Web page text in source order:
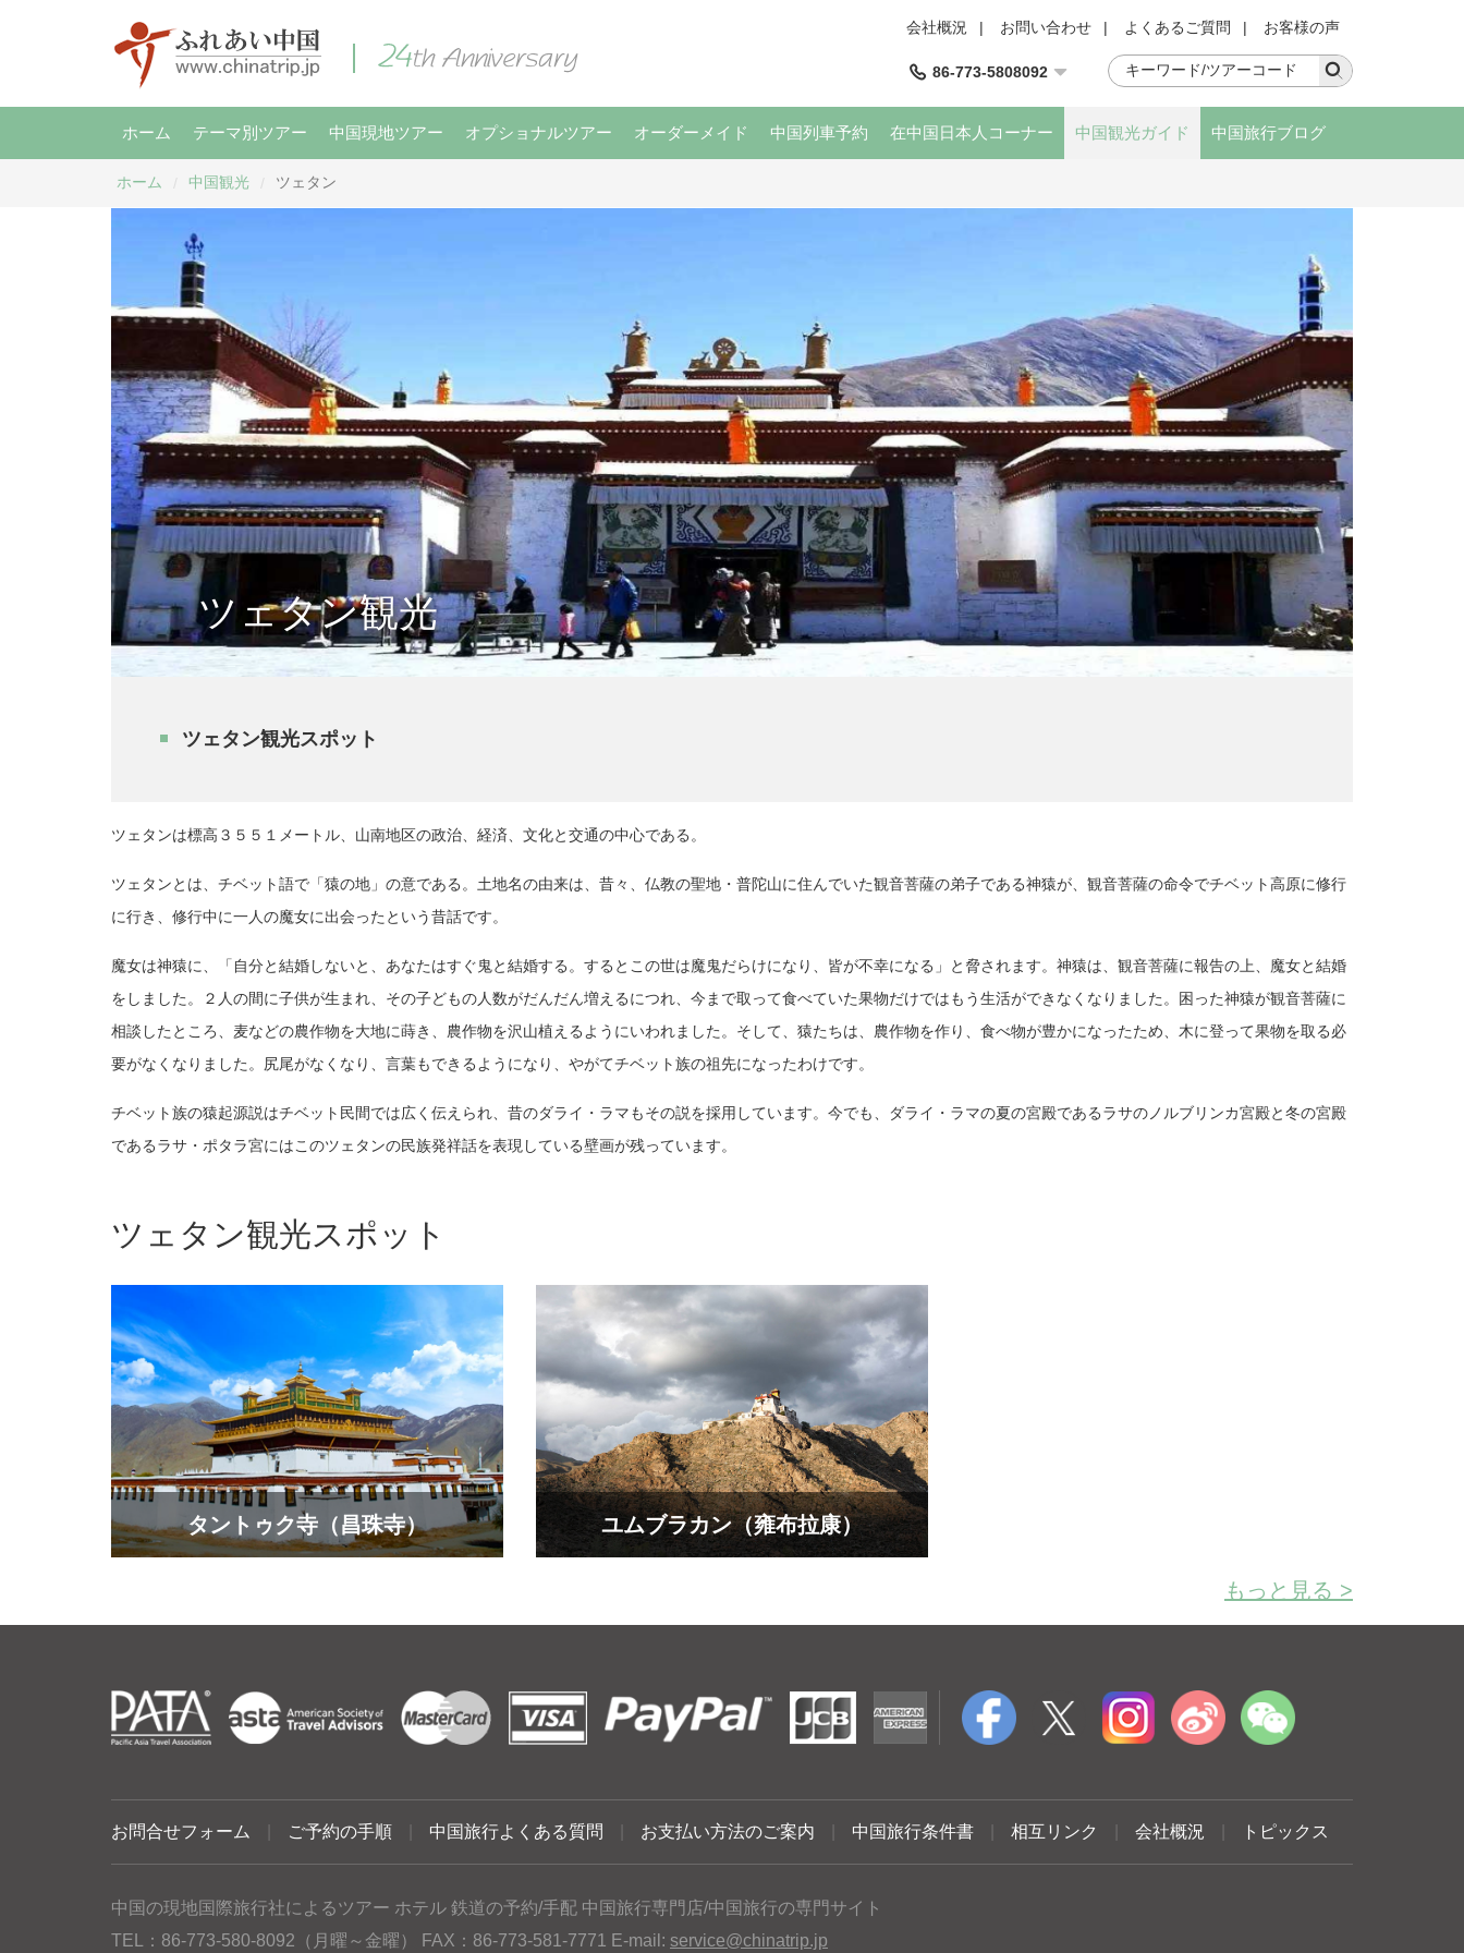
会社概況 | お問い合わせ | よくあるご質問 | お客様の声
86-773-5808092
ホーム テーマ別ツアー 中国現地ツアー オプショナルツアー オーダーメイド 中国列車予約 在中国日本人コーナー 中国観光ガイド 中国旅行ブログ
ホーム 中国観光 ツェタン
ツェタン観光
ツェタン観光スポット
ツェタンは標高３５５１メートル、山南地区の政治、経済、文化と交通の中心である。
ツェタンとは、チベット語で「猿の地」の意である。土地名の由来は、昔々、仏教の聖地・普陀山に住んでいた観音菩薩の弟子である神猿が、観音菩薩の命令でチベット高原に修行
に行き、修行中に一人の魔女に出会ったという昔話です。
魔女は神猿に、「自分と結婚しないと、あなたはすぐ鬼と結婚する。するとこの世は魔鬼だらけになり、皆が不幸になる」と脅されます。神猿は、観音菩薩に報告の上、魔女と結婚
をしました。２人の間に子供が生まれ、その子どもの人数がだんだん増えるにつれ、今まで取って食べていた果物だけではもう生活ができなくなりました。困った神猿が観音菩薩に
相談したところ、麦などの農作物を大地に蒔き、農作物を沢山植えるようにいわれました。そして、猿たちは、農作物を作り、食べ物が豊かになったため、木に登って果物を取る必
要がなくなりました。尻尾がなくなり、言葉もできるようになり、やがてチベット族の祖先になったわけです。
チベット族の猿起源説はチベット民間では広く伝えられ、昔のダライ・ラマもその説を採用しています。今でも、ダライ・ラマの夏の宮殿であるラサのノルブリンカ宮殿と冬の宮殿
であるラサ・ポタラ宮にはこのツェタンの民族発祥話を表現している壁画が残っています。
ツェタン観光スポット
タントゥク寺（昌珠寺） ユムブラカン（雍布拉康）
もっと見る >
お問合せフォーム ご予約の手順 中国旅行よくある質問 お支払い方法のご案内 中国旅行条件書 相互リンク 会社概況 トピックス
中国の現地国際旅行社によるツアー ホテル 鉄道の予約/手配 中国旅行専門店/中国旅行の専門サイト
TEL：86-773-580-8092（月曜～金曜） FAX：86-773-581-7771 E-mail: service@chinatrip.jp